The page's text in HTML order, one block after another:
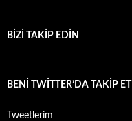
BIZI TAKIP EDIN
BENI TWITTER’DA TAKIP ET
Tweetlerim